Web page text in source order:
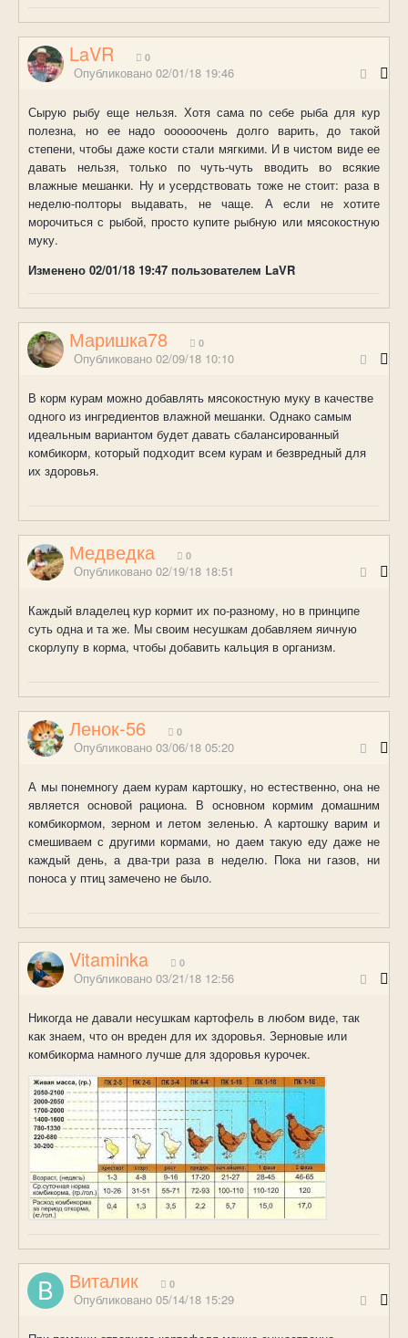
LaVR 0
Опубликовано 02/01/18 19:46
Сырую рыбу еще нельзя. Хотя сама по себе рыба для кур
полезна, но ее надо оооооочень долго варить, до такой
степени, чтобы даже кости стали мягкими. И в чистом виде ее
давать нельзя, только по чуть-чуть вводить во всякие
влажные мешанки. Ну и усердствовать тоже не стоит: раза в
неделю-полторы выдавать, не чаще. А если не хотите
морочиться с рыбой, просто купите рыбную или мясокостную
муку.
Изменено 02/01/18 19:47 пользователем LaVR
Маришка78 0
Опубликовано 02/09/18 10:10
В корм курам можно добавлять мясокостную муку в качестве
одного из ингредиентов влажной мешанки. Однако самым
идеальным вариантом будет давать сбалансированный
комбикорм, который подходит всем курам и безвредный для
их здоровья.
Медведка 0
Опубликовано 02/19/18 18:51
Каждый владелец кур кормит их по-разному, но в принципе
суть одна и та же. Мы своим несушкам добавляем яичную
скорлупу в корма, чтобы добавить кальция в организм.
Ленок-56 0
Опубликовано 03/06/18 05:20
А мы понемногу даем курам картошку, но естественно, она не
является основой рациона. В основном кормим домашним
комбикормом, зерном и летом зеленью. А картошку варим и
смешиваем с другими кормами, но даем такую еду даже не
каждый день, а два-три раза в неделю. Пока ни газов, ни
поноса у птиц замечено не было.
Vitaminka 0
Опубликовано 03/21/18 12:56
Никогда не давали несушкам картофель в любом виде, так
как знаем, что он вреден для их здоровья. Зерновые или
комбикорма намного лучше для здоровья курочек.
Виталик 0
Опубликовано 05/14/18 15:29